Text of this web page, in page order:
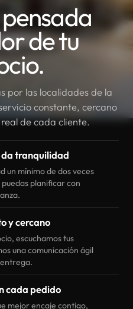
de tu
por las localidades de la
constante, cercano
de cada cliente.
da tranquilidad
un mínimo de dos veces
planificar con
y cercano
escuchamos tus
una comunicación ágil
cada pedido
mejor encaje contigo,